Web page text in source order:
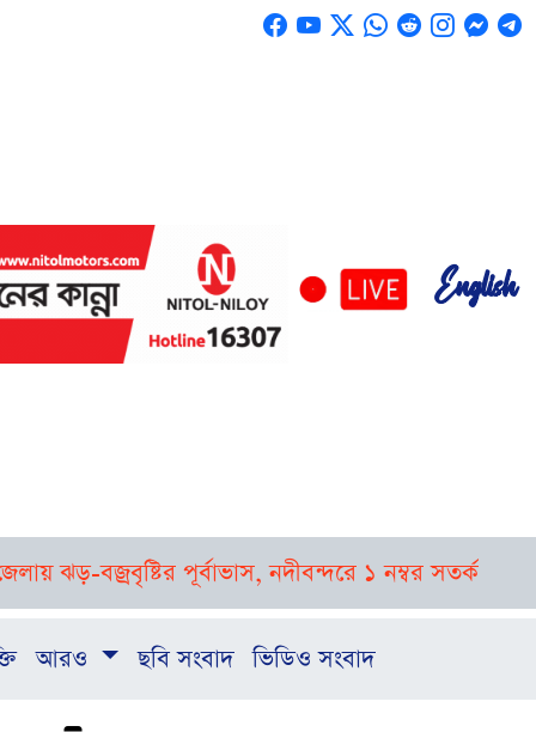
English
পূর্বাভাস, নদীবন্দরে ১ নম্বর সতর্ক সংকেত
আরও ছবি সংবাদ ভিডিও সংবাদ